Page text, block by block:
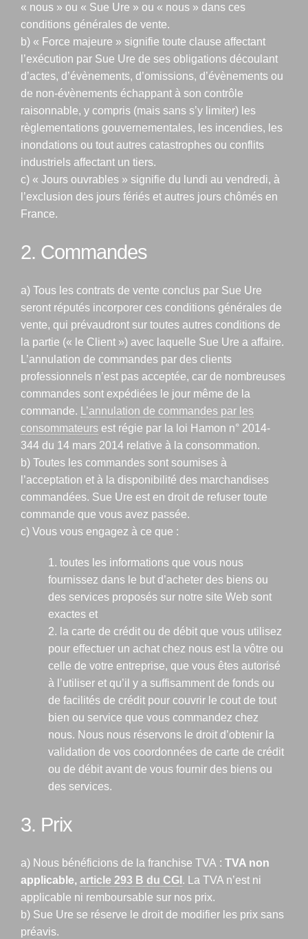
« nous » ou « Sue Ure » ou « nous » dans ces
conditions générales de vente.
b) « Force majeure » signifie toute clause affectant
l’exécution par Sue Ure de ses obligations découlant
d’actes, d’évènements, d’omissions, d’évènements ou
de non-évènements échappant à son contrôle
raisonnable, y compris (mais sans s’y limiter) les
règlementations gouvernementales, les incendies, les
inondations ou tout autres catastrophes ou conflits
industriels affectant un tiers.
c) « Jours ouvrables » signifie du lundi au vendredi, à
l’exclusion des jours fériés et autres jours chômés en
France.
2. Commandes
a) Tous les contrats de vente conclus par Sue Ure
seront réputés incorporer ces conditions générales de
vente, qui prévaudront sur toutes autres conditions de
la partie (« le Client ») avec laquelle Sue Ure a affaire.
L’annulation de commandes par des clients
professionnels n’est pas acceptée, car de nombreuses
commandes sont expédiées le jour même de la
commande.
L’annulation de commandes par les
consommateurs est régie par la loi Hamon n° 2014-
344 du 14 mars 2014 relative à la consommation.
b) Toutes les commandes sont soumises à
l’acceptation et à la disponibilité des marchandises
commandées. Sue Ure est en droit de refuser toute
commande que vous avez passée.
c) Vous vous engagez à ce que :
1. toutes les informations que vous nous
fournissez dans le but d’acheter des biens ou
des services proposés sur notre site Web sont
exactes et
2. la carte de crédit ou de débit que vous utilisez
pour effectuer un achat chez nous est la vôtre ou
celle de votre entreprise, que vous êtes autorisé
à l’utiliser et qu’il y a suffisamment de fonds ou
de facilités de crédit pour couvrir le cout de tout
bien ou service que vous commandez chez
nous. Nous nous réservons le droit d’obtenir la
validation de vos coordonnées de carte de crédit
ou de débit avant de vous fournir des biens ou
des services.
3. Prix
a) Nous bénéficions de la franchise TVA : TVA non
applicable, article 293 B du CGI . La TVA n’est ni
applicable ni remboursable sur nos prix.
b) Sue Ure se réserve le droit de modifier les prix sans
préavis.